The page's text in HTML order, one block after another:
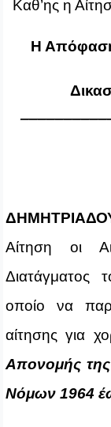
Καθ’ης η
Η Απόφαση
Αίτηση οι
Διατάγματος
οποίο να
αίτησης για
Απονομής της
Νόμων 1964